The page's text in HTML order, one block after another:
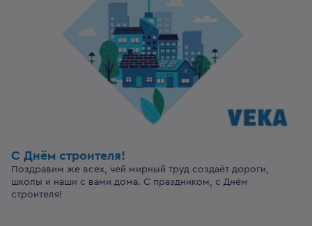
С Днём строителя!
Поздравим же всех, чей мирный труд создаёт дороги,
школы и наши с вами дома. С праздником, с Днём
строителя!